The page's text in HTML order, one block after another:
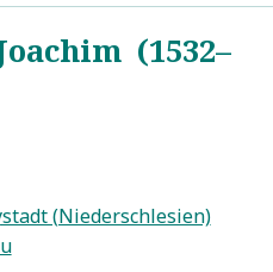
(1532–
(Niederschlesien)